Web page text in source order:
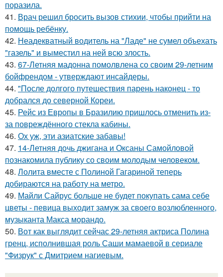
поразила.
41. Врач решил бросить вызов стихии, чтобы прийти на
помощь ребёнку.
42. Неадекватный водитель на "Ладе" не сумел объехать
"газель" и выместил на ней всю злость.
43. 67-Летняя мадонна помолвлена со своим 29-летним
бойфрендом - утверждают инсайдеры.
44. "После долгого путешествия парень наконец - то
добрался до северной Кореи.
45. Рейс из Европы в Бразилию пришлось отменить из-
за повреждённого стекла кабины.
46. Ох уж, эти азиатские забавы!
47. 14-Летняя дочь джигана и Оксаны Самойловой
познакомила публику со своим молодым человеком.
48. Лолита вместе с Полиной Гагариной теперь
добираются на работу на метро.
49. Майли Сайрус больше не будет покупать сама себе
цветы - певица выходит замуж за своего возлюбленного,
музыканта Макса морандо.
50. Вот как выглядит сейчас 29-летняя актриса Полина
гренц, исполнившая роль Саши мамаевой в сериале
"Физрук" с Дмитрием нагиевым.